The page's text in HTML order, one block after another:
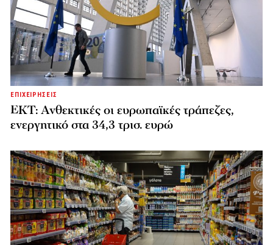
ΕΠΙΧΕΙΡΗΣΕΙΣ
ΕΚΤ: Ανθεκτικές οι ευρωπαϊκές τράπεζες,
ενεργητικό στα 34,3 τρισ. ευρώ